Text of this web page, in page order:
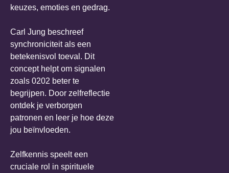
keuzes, emoties en gedrag.
Carl Jung beschreef
synchroniciteit als een
betekenisvol toeval. Dit
concept helpt om signalen
zoals 0202 beter te
begrijpen. Door zelfreflectie
ontdek je verborgen
patronen en leer je hoe deze
jou beïnvloeden.
Zelfkennis speelt een
cruciale rol in spirituele